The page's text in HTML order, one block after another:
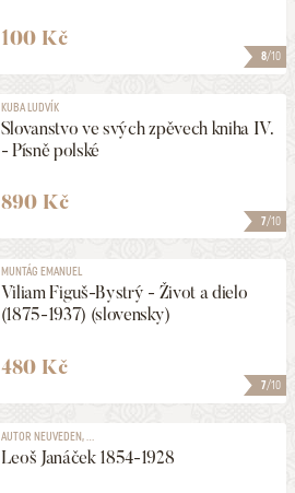
8/10
100 Kč
7/10
KUBA LUDVÍK
Slovanstvo ve svých zpěvech kniha IV.
- Písně polské
890 Kč
7/10
MUNTÁG EMANUEL
Viliam Figuš-Bystrý - Život a dielo
(1875-1937) (slovensky)
480 Kč
AUTOR NEUVEDEN, ...
Leoš Janáček 1854-1928